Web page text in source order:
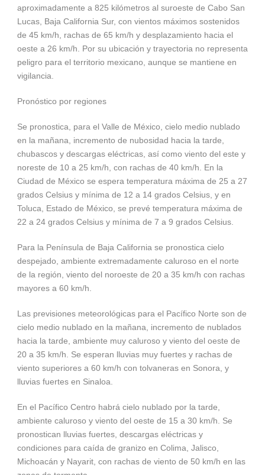
aproximadamente a 825 kilómetros al suroeste de Cabo San
Lucas, Baja California Sur, con vientos máximos sostenidos
de 45 km/h, rachas de 65 km/h y desplazamiento hacia el
oeste a 26 km/h. Por su ubicación y trayectoria no representa
peligro para el territorio mexicano, aunque se mantiene en
vigilancia.
Pronóstico por regiones
Se pronostica, para el Valle de México, cielo medio nublado
en la mañana, incremento de nubosidad hacia la tarde,
chubascos y descargas eléctricas, así como viento del este y
noreste de 10 a 25 km/h, con rachas de 40 km/h. En la
Ciudad de México se espera temperatura máxima de 25 a 27
grados Celsius y mínima de 12 a 14 grados Celsius, y en
Toluca, Estado de México, se prevé temperatura máxima de
22 a 24 grados Celsius y mínima de 7 a 9 grados Celsius.
Para la Península de Baja California se pronostica cielo
despejado, ambiente extremadamente caluroso en el norte
de la región, viento del noroeste de 20 a 35 km/h con rachas
mayores a 60 km/h.
Las previsiones meteorológicas para el Pacífico Norte son de
cielo medio nublado en la mañana, incremento de nublados
hacia la tarde, ambiente muy caluroso y viento del oeste de
20 a 35 km/h. Se esperan lluvias muy fuertes y rachas de
viento superiores a 60 km/h con tolvaneras en Sonora, y
lluvias fuertes en Sinaloa.
En el Pacífico Centro habrá cielo nublado por la tarde,
ambiente caluroso y viento del oeste de 15 a 30 km/h. Se
pronostican lluvias fuertes, descargas eléctricas y
condiciones para caída de granizo en Colima, Jalisco,
Michoacán y Nayarit, con rachas de viento de 50 km/h en las